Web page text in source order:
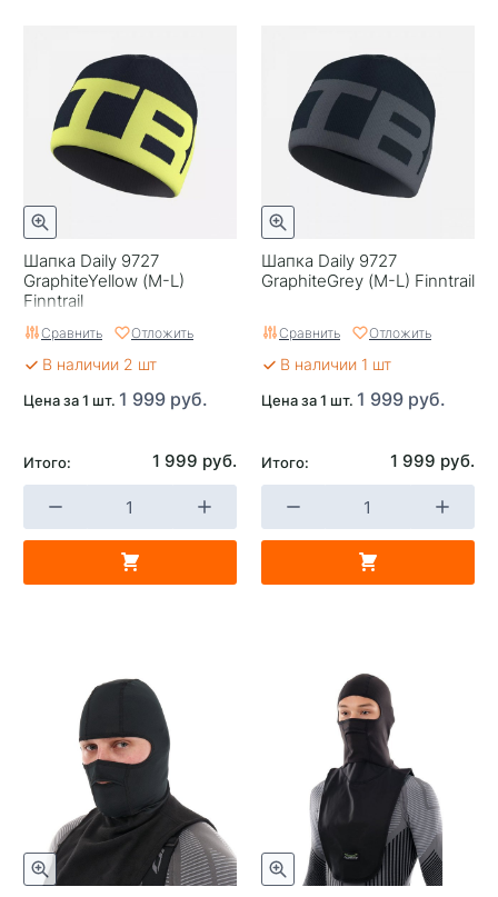
Шапка Daily 9727
GraphiteYellow (M-L)
Finntrail
Сравнить Отложить
В наличии 2 шт
Цена за 1 шт. 1 999 руб.
Итого: 1 999 руб.
Шапка Daily 9727
GraphiteGrey (M-L) Finntrail
Сравнить Отложить
В наличии 1 шт
Цена за 1 шт. 1 999 руб.
Итого: 1 999 руб.